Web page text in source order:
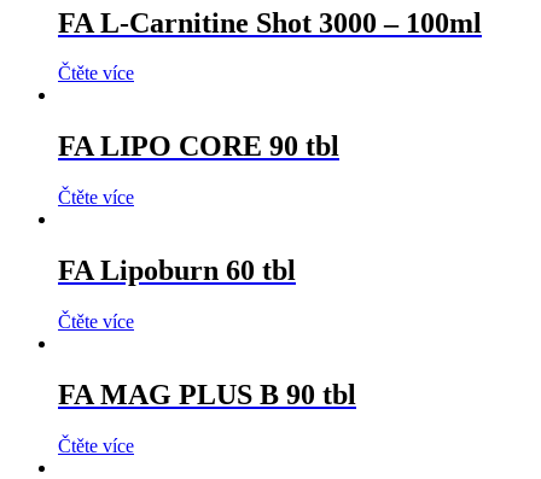
FA L-Carnitine Shot 3000 – 100ml
Čtěte více
FA LIPO CORE 90 tbl
Čtěte více
FA Lipoburn 60 tbl
Čtěte více
FA MAG PLUS B 90 tbl
Čtěte více